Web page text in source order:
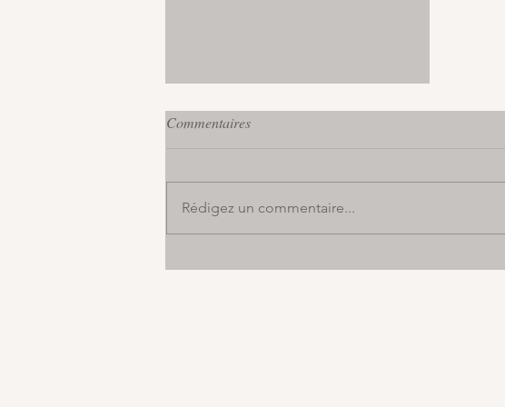
Commentaires
Rédigez un commentaire...